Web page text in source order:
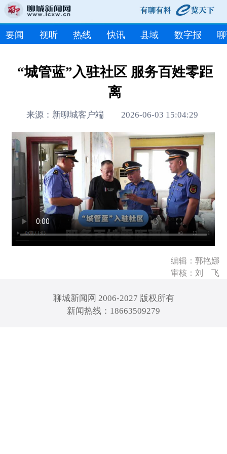
要闻 视听 热线 快讯 县域 数字报
“城管蓝”入驻社区 服务百姓零距
离
来源：新聊城客户端 2026-06-03 15:04:29
编辑：郭艳娜
审核：刘 飞
聊城新闻网 2006-2027 版权所有
新闻热线：18663509279